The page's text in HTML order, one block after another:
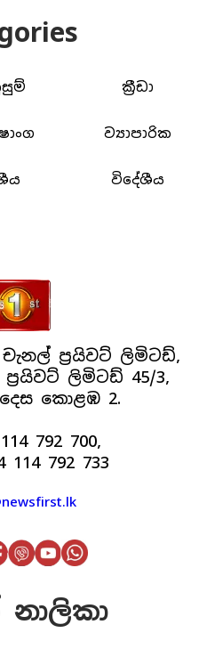
ප්‍රයිවට් ලිමිටඩ්,
ලිමිටඩ් 45/3,
කොළඹ 2.
792 700,
792 733
ක්‍රීඩා
ව්‍යාපාරික
විදේශීය